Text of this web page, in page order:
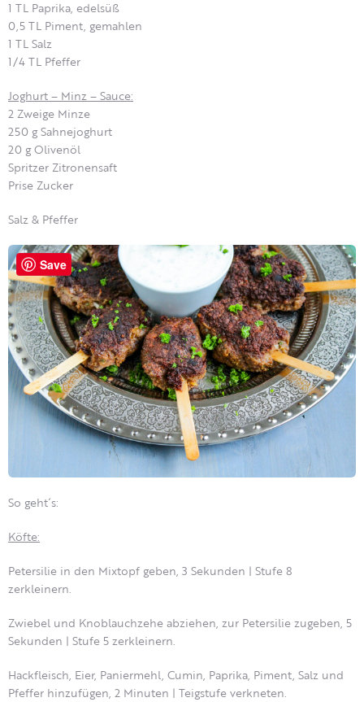
1 TL Paprika, edelsüß
0,5 TL Piment, gemahlen
1 TL Salz
1/4 TL Pfeffer
Joghurt – Minz – Sauce:
2 Zweige Minze
250 g Sahnejoghurt
20 g Olivenöl
Spritzer Zitronensaft
Prise Zucker
Salz & Pfeffer
So geht´s:
Köfte:
Petersilie in den Mixtopf geben, 3 Sekunden | Stufe 8
zerkleinern.
Zwiebel und Knoblauchzehe abziehen, zur Petersilie zugeben, 5
Sekunden | Stufe 5 zerkleinern.
Hackfleisch, Eier, Paniermehl, Cumin, Paprika, Piment, Salz und
Pfeffer hinzufügen, 2 Minuten | Teigstufe verkneten.
Save